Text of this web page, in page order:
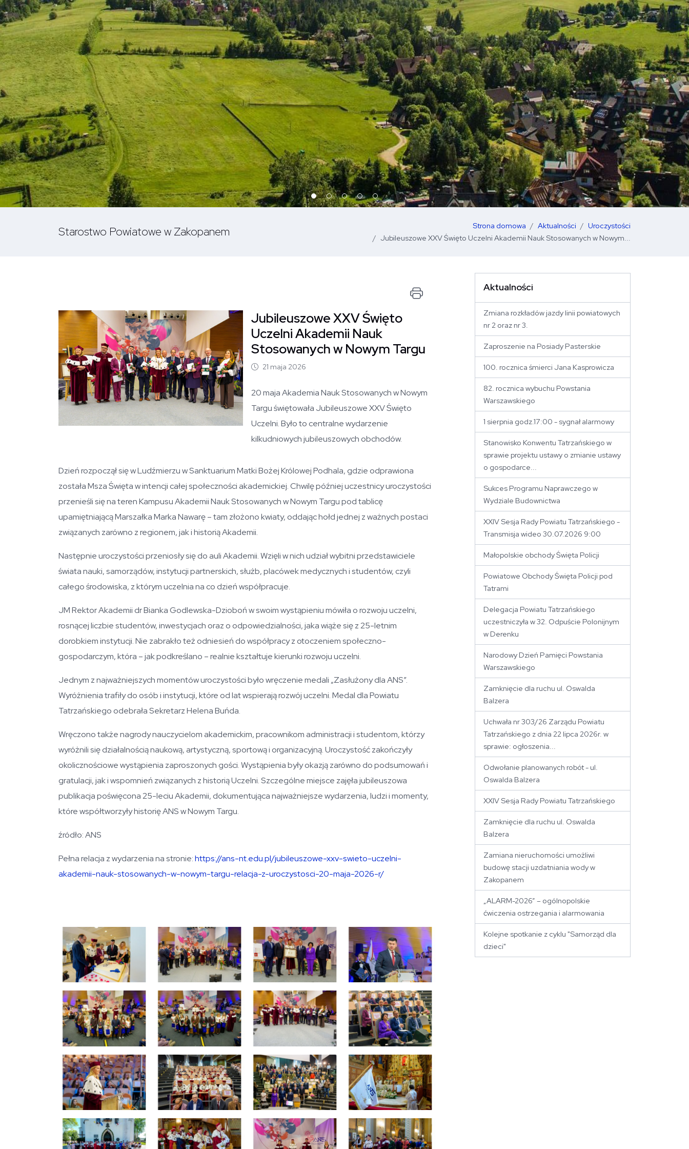
Starostwo Powiatowe w Zakopanem Strona domowa Aktualności
Uroczystości
Jubileuszowe XXV Święto Uczelni Akademii Nauk Stosowanych w Nowym...
Drukuj stronę
Otwórz zdjęcie artykułu
Jubileuszowe XXV Święto
Uczelni Akademii Nauk
Stosowanych w Nowym Targu
21 maja 2026
20 maja Akademia Nauk Stosowanych w Nowym
Targu świętowała Jubileuszowe XXV Święto
Uczelni. Było to centralne wydarzenie
kilkudniowych jubileuszowych obchodów.
Dzień rozpoczął się w Ludźmierzu w Sanktuarium Matki Bożej Królowej Podhala, gdzie odprawiona
została Msza Święta w intencji całej społeczności akademickiej. Chwilę później uczestnicy uroczystości
przenieśli się na teren Kampusu Akademii Nauk Stosowanych w Nowym Targu pod tablicę
upamiętniającą Marszałka Marka Nawarę – tam złożono kwiaty, oddając hołd jednej z ważnych postaci
związanych zarówno z regionem, jak i historią Akademii.
Następnie uroczystości przeniosły się do auli Akademii. Wzięli w nich udział wybitni przedstawiciele
świata nauki, samorządów, instytucji partnerskich, służb, placówek medycznych i studentów, czyli
całego środowiska, z którym uczelnia na co dzień współpracuje.
JM Rektor Akademii dr Bianka Godlewska-Dzioboń w swoim wystąpieniu mówiła o rozwoju uczelni,
rosnącej liczbie studentów, inwestycjach oraz o odpowiedzialności, jaka wiąże się z 25-letnim
dorobkiem instytucji. Nie zabrakło też odniesień do współpracy z otoczeniem społeczno-
gospodarczym, która – jak podkreślano – realnie kształtuje kierunki rozwoju uczelni.
Jednym z najważniejszych momentów uroczystości było wręczenie medali „Zasłużony dla ANS”.
Wyróżnienia trafiły do osób i instytucji, które od lat wspierają rozwój uczelni. Medal dla Powiatu
Tatrzańskiego odebrała Sekretarz Helena Buńda.
Wręczono także nagrody nauczycielom akademickim, pracownikom administracji i studentom, którzy
wyróżnili się działalnością naukową, artystyczną, sportową i organizacyjną. Uroczystość zakończyły
okolicznościowe wystąpienia zaproszonych gości. Wystąpienia były okazją zarówno do podsumowań i
gratulacji, jak i wspomnień związanych z historią Uczelni. Szczególne miejsce zajęła jubileuszowa
publikacja poświęcona 25-leciu Akademii, dokumentująca najważniejsze wydarzenia, ludzi i momenty,
które współtworzyły historię ANS w Nowym Targu.
źródło: ANS
Pełna relacja z wydarzenia na stronie:https://ans-nt.edu.pl/jubileuszowe-xxv-swieto-uczelni-
akademii-nauk-stosowanych-w-nowym-targu-relacja-z-uroczystosci-20-maja-2026-r/
Aktualności
Zmiana rozkładów jazdy linii powiatowych
nr 2 oraz nr 3.
Zaproszenie na Posiady Pasterskie
100. rocznica śmierci Jana Kasprowicza
82. rocznica wybuchu Powstania
Warszawskiego
1 sierpnia godz.17:00 - sygnał alarmowy
Stanowisko Konwentu Tatrzańskiego w
sprawie projektu ustawy o zmianie ustawy
o gospodarce...
Sukces Programu Naprawczego w
Wydziale Budownictwa
XXIV Sesja Rady Powiatu Tatrzańskiego -
Transmisja wideo 30.07.2026 9:00
Małopolskie obchody Święta Policji
Powiatowe Obchody Święta Policji pod
Tatrami
Delegacja Powiatu Tatrzańskiego
uczestniczyła w 32. Odpuście Polonijnym
w Derenku
Narodowy Dzień Pamięci Powstania
Warszawskiego
Zamknięcie dla ruchu ul. Oswalda
Balzera
Uchwała nr 303/26 Zarządu Powiatu
Tatrzańskiego z dnia 22 lipca 2026r. w
sprawie: ogłoszenia...
Odwołanie planowanych robót - ul.
Oswalda Balzera
XXIV Sesja Rady Powiatu Tatrzańskiego
Zamknięcie dla ruchu ul. Oswalda
Balzera
Zamiana nieruchomości umożliwi
budowę stacji uzdatniania wody w
Zakopanem
„ALARM-2026” – ogólnopolskie
ćwiczenia ostrzegania i alarmowania
Kolejne spotkanie z cyklu "Samorząd dla
dzieci"